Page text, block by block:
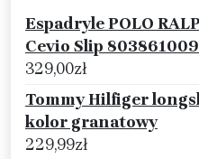
Espadryle POLO
Cevio Slip
329,00zł
Tommy Hilfiger
kolor granatowy
229,99zł